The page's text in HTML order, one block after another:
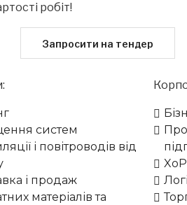
робіт!
Запросити на тендер
систем
і повітроводів від
і продаж
матеріалів та